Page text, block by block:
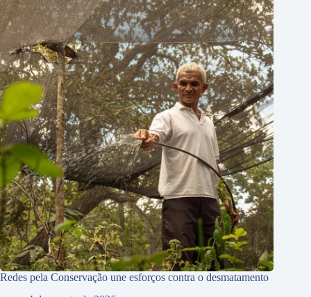
Redes pela Conservação une esforços contra o desmatamento